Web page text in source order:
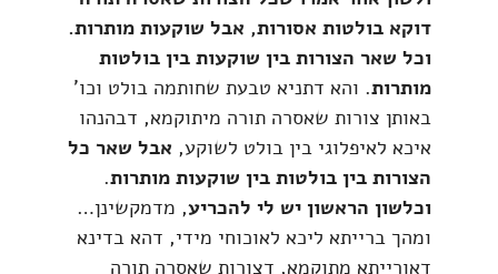
דוקא בולטות אסורות, אבל שוקעות מותרות.
וכל שאר הצורות בין שוקעות בין בולטות
מותרות. והא דתניא טבעת שחותמה בולט וכו'
באותן צורות שאסרה תורה מיתוקמא, דבהנהו
איכא לאיפלוגי בין בולט לשוקע, אבל שאר כל
הצורות בין בולטות בין שוקעות מותרות.
וכלשון הראשון יש לי להכריע, מדמקשינן…
ומהך ברייתא ליכא לאוכוחי מידי, דהא בדינא
דאורייתא מתוקמא, דצורות שאסרה תורה